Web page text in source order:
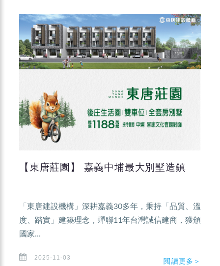
【東唐莊園】 嘉義中埔最大別墅造鎮
「東唐建設機構」深耕嘉義30多年，秉持「品質、溫
度、踏實」建築理念，蟬聯11年台灣誠信建商，獲頒
國家...
2025-11-03 閱讀更多＞